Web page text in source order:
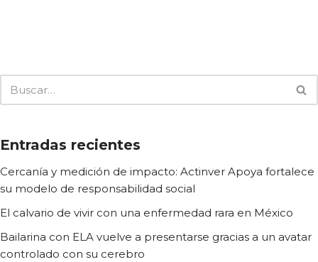
Entradas recientes
Cercanía y medición de impacto: Actinver Apoya fortalece
su modelo de responsabilidad social
El calvario de vivir con una enfermedad rara en México
Bailarina con ELA vuelve a presentarse gracias a un avatar
controlado con su cerebro